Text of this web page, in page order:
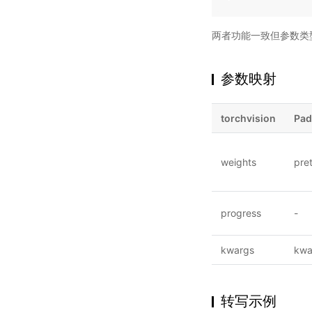
两者功能一致但参数
参数映射
torchvision
weights
progress -
kwargs
转写示例